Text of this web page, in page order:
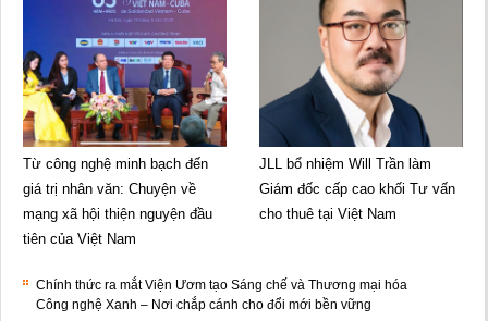
Từ công nghệ minh bạch đến
giá trị nhân văn: Chuyện về
mạng xã hội thiện nguyện đầu
tiên của Việt Nam
JLL bổ nhiệm Will Trần làm
Giám đốc cấp cao khối Tư vấn
cho thuê tại Việt Nam
Chính thức ra mắt Viện Ươm tạo Sáng chế và Thương mại hóa
Công nghệ Xanh – Nơi chắp cánh cho đổi mới bền vững